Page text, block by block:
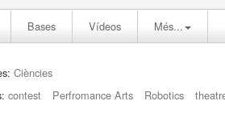
Bases Vídeos Més...
Ciències
contest Perfromance Arts Robotics